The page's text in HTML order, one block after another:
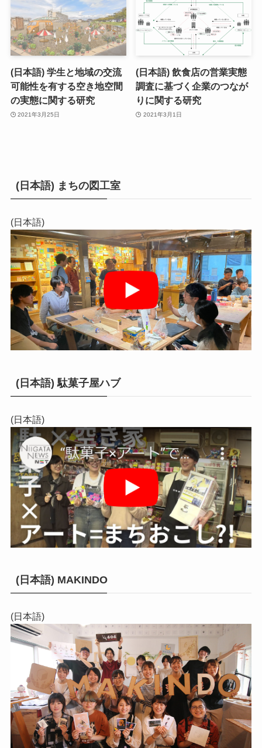
(日本語) 学生と地域の交流
可能性を有する空き地空間
の実態に関する研究
2021年3月25日
(日本語) 飲食店の営業実態
調査に基づく企業のつなが
りに関する研究
2021年3月1日
(日本語) まちの図工室
(日本語)
(日本語) 駄菓子屋ハブ
(日本語)
(日本語) MAKINDO
(日本語)